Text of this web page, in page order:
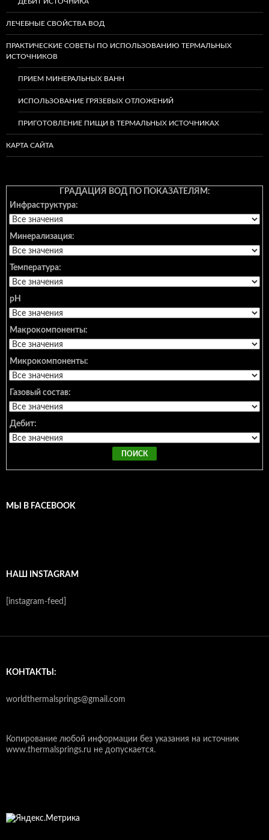
ЛЕЧЕБНЫЕ СВОЙСТВА ВОД
ПРАКТИЧЕСКИЕ СОВЕТЫ ПО ИСПОЛЬЗОВАНИЮ ТЕРМАЛЬНЫХ
ИСТОЧНИКОВ
ПРИЕМ МИНЕРАЛЬНЫХ ВАНН
ИСПОЛЬЗОВАНИЕ ГРЯЗЕВЫХ ОТЛОЖЕНИЙ
ПРИГОТОВЛЕНИЕ ПИЩИ В ТЕРМАЛЬНЫХ ИСТОЧНИКАХ
КАРТА САЙТА
ГРАДАЦИЯ ВОД ПО ПОКАЗАТЕЛЯМ:
Инфраструктура:
Минерализация:
Температура:
pH
Макрокомпоненты:
Микрокомпоненты:
Газовый состав:
Дебит:
МЫ В FACEBOOK
НАШ INSTAGRAM
[instagram-feed]
КОНТАКТЫ:
worldthermalsprings@gmail.com
Копирование любой информации без указания на источник
www.thermalsprings.ru не допускается.